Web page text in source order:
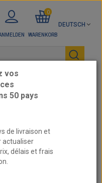
DEUTSCH
WARENKORB
0
B9
vos
50 pays
de livraison et
actualiser
délais et frais